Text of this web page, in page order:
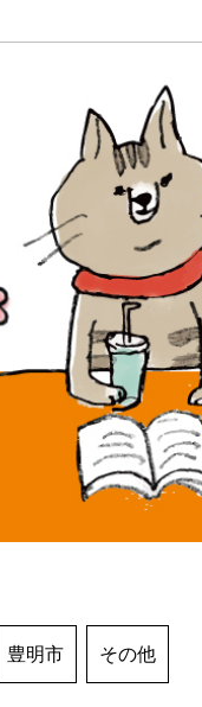
豊明市 その他